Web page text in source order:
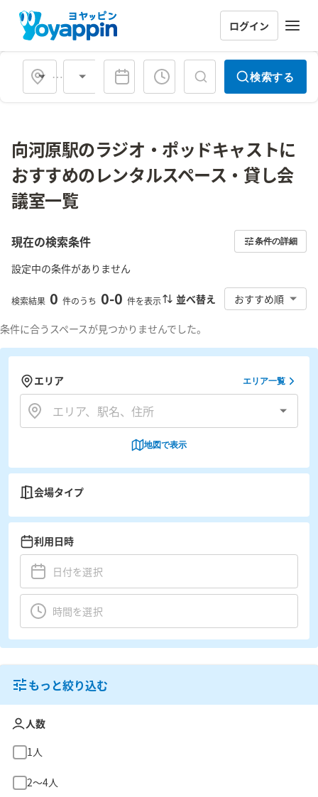
ログイン
会場タイプ 検索する
向河原駅のラジオ・ポッドキャストに
おすすめのレンタルスペース・貸し会
議室一覧
現在の検索条件 条件の詳細
設定中の条件がありません
検索結果 0 件のうち 0-0 件を表示 並べ替え おすすめ順
条件に合うスペースが見つかりませんでした。
エリア エリア一覧
地図で表示
会場タイプ
利用日時
もっと絞り込む
人数
1人
2〜4人